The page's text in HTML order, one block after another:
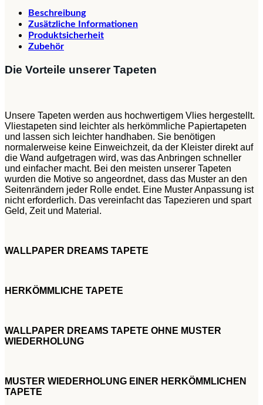
Beschreibung
Zusätzliche Informationen
Produktsicherheit
Zubehör
Die Vorteile unserer Tapeten
Unsere Tapeten werden aus hochwertigem Vlies hergestellt.
Vliestapeten sind leichter als herkömmliche Papiertapeten
und lassen sich leichter handhaben. Sie benötigen
normalerweise keine Einweichzeit, da der Kleister direkt auf
die Wand aufgetragen wird, was das Anbringen schneller
und einfacher macht. Bei den meisten unserer Tapeten
wurden die Motive so angeordnet, dass das Muster an den
Seitenrändern jeder Rolle endet. Eine Muster Anpassung ist
nicht erforderlich. Das vereinfacht das Tapezieren und spart
Geld, Zeit und Material.
WALLPAPER DREAMS TAPETE
HERKÖMMLICHE TAPETE
WALLPAPER DREAMS TAPETE OHNE MUSTER
WIEDERHOLUNG
MUSTER WIEDERHOLUNG EINER HERKÖMMLICHEN
TAPETE